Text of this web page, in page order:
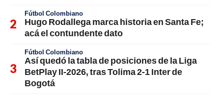
Fútbol Colombiano
Hugo Rodallega marca historia en Santa Fe;
acá el contundente dato
Fútbol Colombiano
Así quedó la tabla de posiciones de la Liga
BetPlay II-2026, tras Tolima 2-1 Inter de
Bogotá